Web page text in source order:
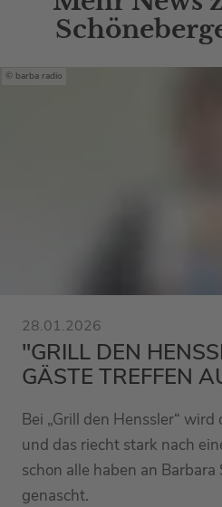
barba radio
28.01.2026
"GRILL DEN
GÄSTE TREFFEN
Bei „Grill den Henssler“
und das riecht stark nach
schon alle haben an
genascht.